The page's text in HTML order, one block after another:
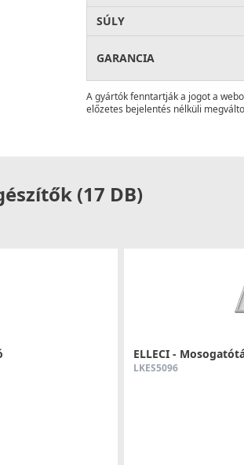
SÚLY
GARANCIA
A gyártók fenntartják a jogot a
előzetes bejelentés nélküli
(17 DB)
ELLECI -
LKES5096